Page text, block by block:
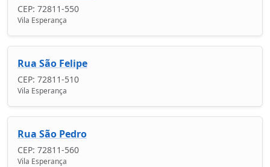
CEP: 72811-550
Vila Esperança
Rua São Felipe
CEP: 72811-510
Vila Esperança
Rua São Pedro
CEP: 72811-560
Vila Esperança